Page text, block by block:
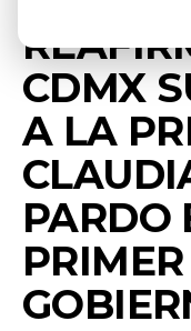
CDMX
A LA
PARDO